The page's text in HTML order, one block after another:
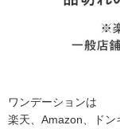
ワンデーションは
楽天、Amazon、ドン